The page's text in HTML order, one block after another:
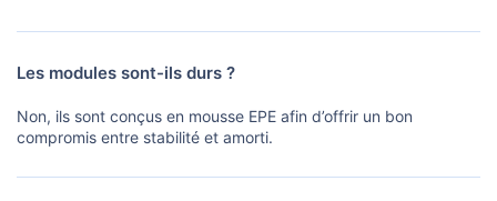
Les modules sont-ils durs ?
Non, ils sont conçus en mousse EPE afin d’offrir un bon
compromis entre stabilité et amorti.